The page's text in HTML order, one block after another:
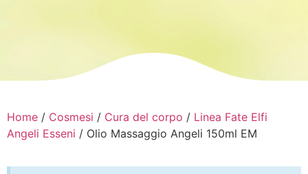
Home / Cosmesi / Cura del corpo / Linea Fate Elfi
Angeli Esseni / Olio Massaggio Angeli 150ml EM